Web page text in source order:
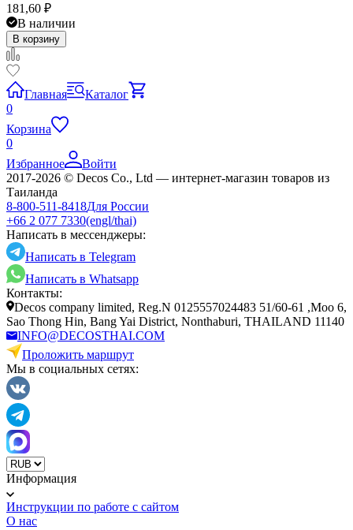
181,60 ₽
В наличии
В корзину
Главная
Каталог
0
Корзина
0
Избранное
Войти
2017-2026 © Decos Co., Ltd — интернет-магазин товаров из
Таиланда
8-800-511-8418Для России
+66 2 077 7330(engl/thai)
Написать в мессенджеры:
Написать в Telegram
Написать в Whatsapp
Контакты:
Decos company limited, Reg.N 0125557024483 51/60-61 ,Moo 6,
Sao Thong Hin, Bang Yai District, Nonthaburi, THAILAND 11140
INFO@DECOSTHAI.COM
Проложить маршрут
Мы в социальных сетях:
Информация
Инструкции по работе с сайтом
О нас